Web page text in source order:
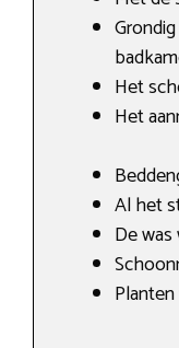
Het
Het
Al het
De